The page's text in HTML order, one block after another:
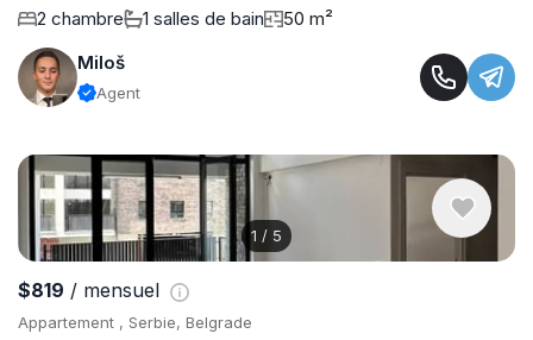
2 chambre 1 salles de bain
50 m²
Miloš
Agent
1 / 5
$819 / mensuel
Appartement , Serbie, Belgrade